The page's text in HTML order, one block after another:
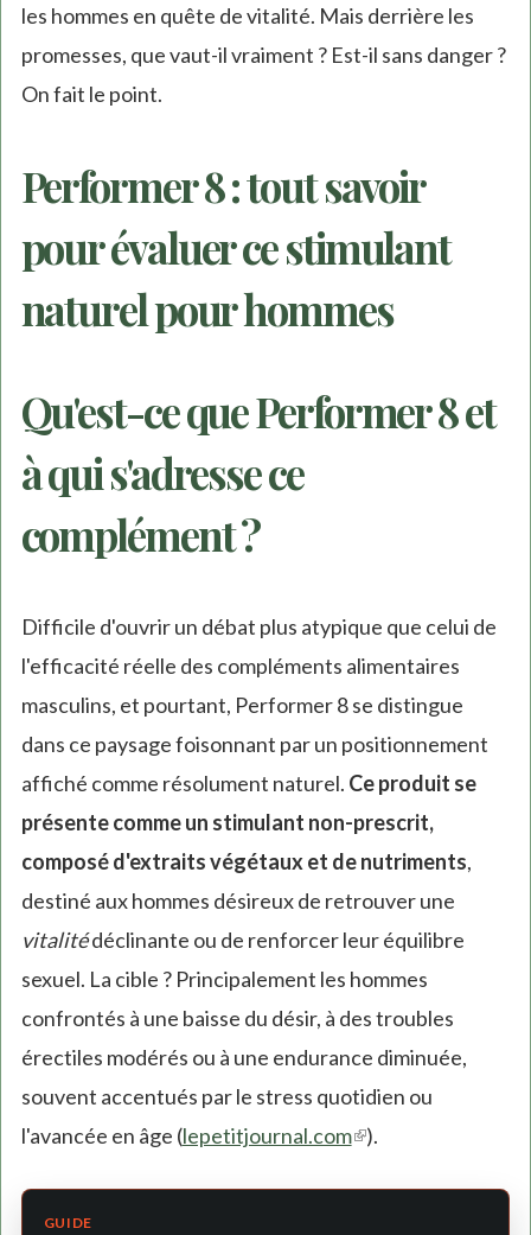
les hommes en quête de vitalité. Mais derrière les
promesses, que vaut-il vraiment ? Est-il sans danger ?
On fait le point.
Performer 8 : tout savoir
pour évaluer ce stimulant
naturel pour hommes
Qu'est-ce que Performer 8 et
à qui s'adresse ce
complément ?
Difficile d'ouvrir un débat plus atypique que celui de
l'efficacité réelle des compléments alimentaires
masculins, et pourtant, Performer 8 se distingue
dans ce paysage foisonnant par un positionnement
affiché comme résolument naturel. Ce produit se
présente comme un stimulant non-prescrit,
composé d'extraits végétaux et de nutriments,
destiné aux hommes désireux de retrouver une
vitalitédéclinante ou de renforcer leur équilibre
sexuel. La cible ? Principalement les hommes
confrontés à une baisse du désir, à des troubles
érectiles modérés ou à une endurance diminuée,
souvent accentués par le stress quotidien ou
l'avancée en âge (lepetitjournal.com(link
).
GUIDE